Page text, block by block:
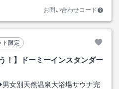
お問い合わせコード
ト限定
！】ドーミーインスタンダー
女別天然温泉大浴場サウナ完